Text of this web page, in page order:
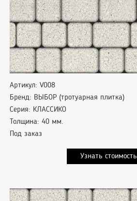
Артикул: V008
Бренд: ВЫБОР (тротуарная плитка)
Серия: КЛАССИКО
Толщина: 40 мм.
Под заказ
Узнать стоимость